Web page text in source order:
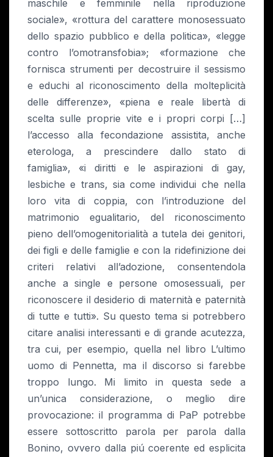
maschile e femminile nella riproduzione
sociale», «rottura del carattere monosessuato
dello spazio pubblico e della politica», «legge
contro l’omotransfobia»; «formazione che
fornisca strumenti per decostruire il sessismo
e educhi al riconoscimento della molteplicità
delle differenze», «piena e reale libertà di
scelta sulle proprie vite e i propri corpi […]
l’accesso alla fecondazione assistita, anche
eterologa, a prescindere dallo stato di
famiglia», «i diritti e le aspirazioni di gay,
lesbiche e trans, sia come individui che nella
loro vita di coppia, con l’introduzione del
matrimonio egualitario, del riconoscimento
pieno dell’omogenitorialità a tutela dei genitori,
dei figli e delle famiglie e con la ridefinizione dei
criteri relativi all’adozione, consentendola
anche a single e persone omosessuali, per
riconoscere il desiderio di maternità e paternità
di tutte e tutti». Su questo tema si potrebbero
citare analisi interessanti e di grande acutezza,
tra cui, per esempio, quella nel libro L’ultimo
uomo di Pennetta, ma il discorso si farebbe
troppo lungo. Mi limito in questa sede a
un’unica considerazione, o meglio dire
provocazione: il programma di PaP potrebbe
essere sottoscritto parola per parola dalla
Bonino, ovvero dalla piú coerente ed esplicita